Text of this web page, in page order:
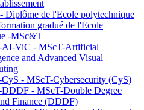
Diplôme de l'Ecole polytechnique
gradué de l'Ecole
-MSc&T
AI-ViC - MScT-Artificial
and Advanced Visual
- MScT-Cybersecurity (CyS)
- MScT-Double Degree
Finance (DDDF)